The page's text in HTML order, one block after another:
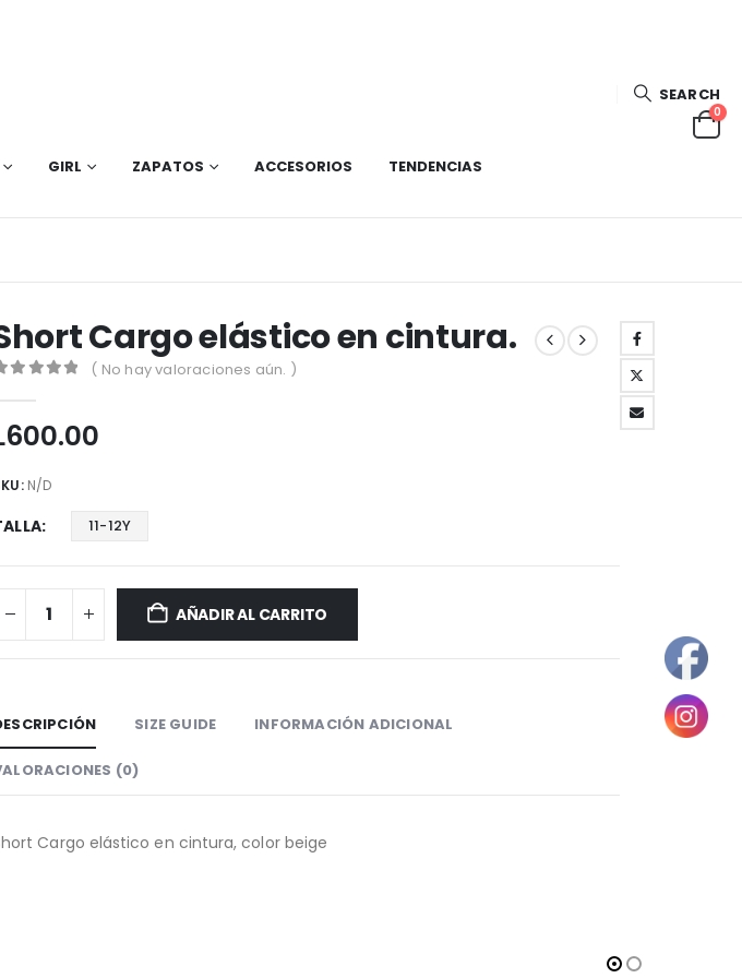
GIRL ZAPATOS ACCESORIOS TENDENCIAS
SEARCH
0
Cargo elástico en cintura.
( No hay valoraciones aún. )
600.00
N/D
11-12Y
AÑADIR AL CARRITO
SIZE GUIDE INFORMACIÓN ADICIONAL
(0)
Cargo elástico en cintura, color beige